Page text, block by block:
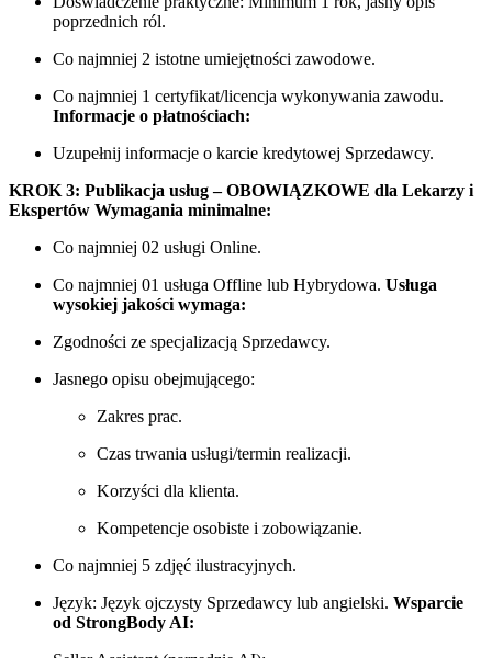
poprzednich ról.
Co najmniej 2 istotne umiejętności zawodowe.
Co najmniej 1 certyfikat/licencja wykonywania zawodu.
Informacje o płatnościach:
Uzupełnij informacje o karcie kredytowej Sprzedawcy.
KROK 3: Publikacja usług – OBOWIĄZKOWE dla Lekarzy i
Ekspertów Wymagania minimalne:
Co najmniej 02 usługi Online.
Co najmniej 01 usługa Offline lub Hybrydowa. Usługa
wysokiej jakości wymaga:
Zgodności ze specjalizacją Sprzedawcy.
Jasnego opisu obejmującego:
Zakres prac.
Czas trwania usługi/termin realizacji.
Korzyści dla klienta.
Kompetencje osobiste i zobowiązanie.
Co najmniej 5 zdjęć ilustracyjnych.
Język: Język ojczysty Sprzedawcy lub angielski. Wsparcie
od StrongBody AI: